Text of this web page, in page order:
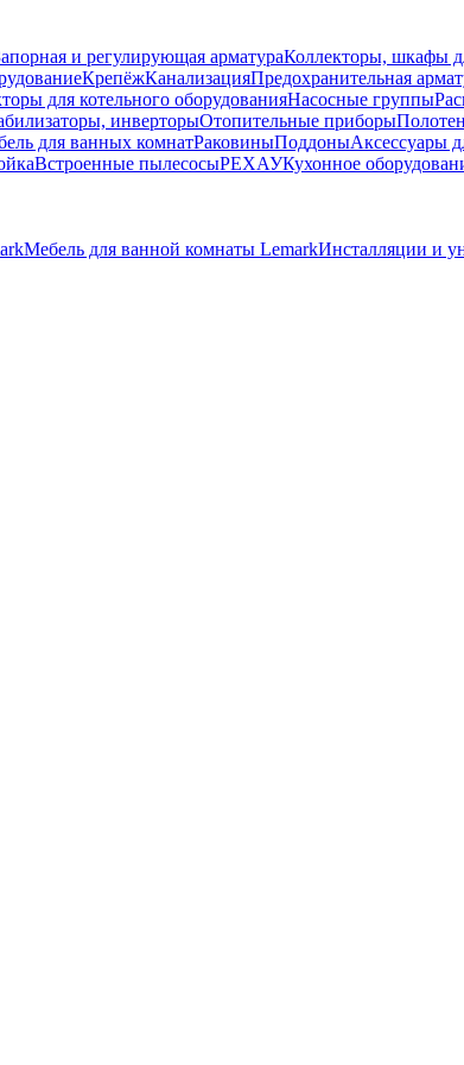
и регулирующая арматураКоллекторы, шкафы
КрепёжКанализацияПредохранительная
для котельного оборудованияНасосные группы
инверторыОтопительные приборы
для ванных комнатРаковиныПоддоныАксессуары
Встроенные пылесосыРЕХАУКухонное
Мебель для ванной комнаты LemarkИнсталляции и